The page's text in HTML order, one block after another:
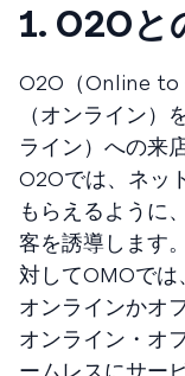
1. O2Oと
O2O（Online to
（オンライン）
ライン）への来
O2Oでは、ネッ
もらえるように
客を誘導します。
対してOMOで
オンラインかオ
オンライン・オ